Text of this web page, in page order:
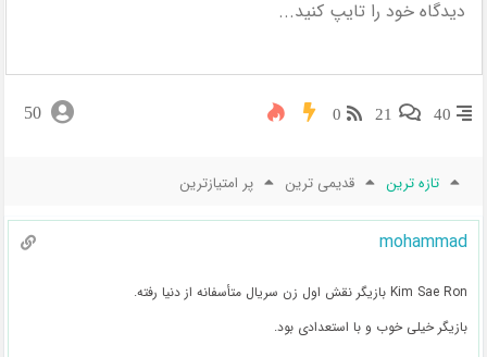
40
21
0
50
تازه ترین قدیمی ترین پر امتیازترین
mohammad
Kim Sae Ron بازیگر نقش اول زن سریال متأسفانه از دنیا رفته.
بازیگر خیلی خوب و با استعدادی بود.